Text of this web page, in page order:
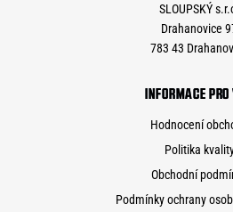
SLOUPSKÝ
Drahanovice
783 43
INFORMACE PRO
Hodnocení
Politika
Obchodní
Podmínky ochrany